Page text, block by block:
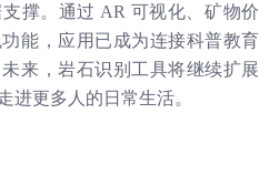
撑。通过 AR 可视化、矿物价
能，应用已成为连接科普教育
来，岩石识别工具将继续扩展
进更多人的日常生活。